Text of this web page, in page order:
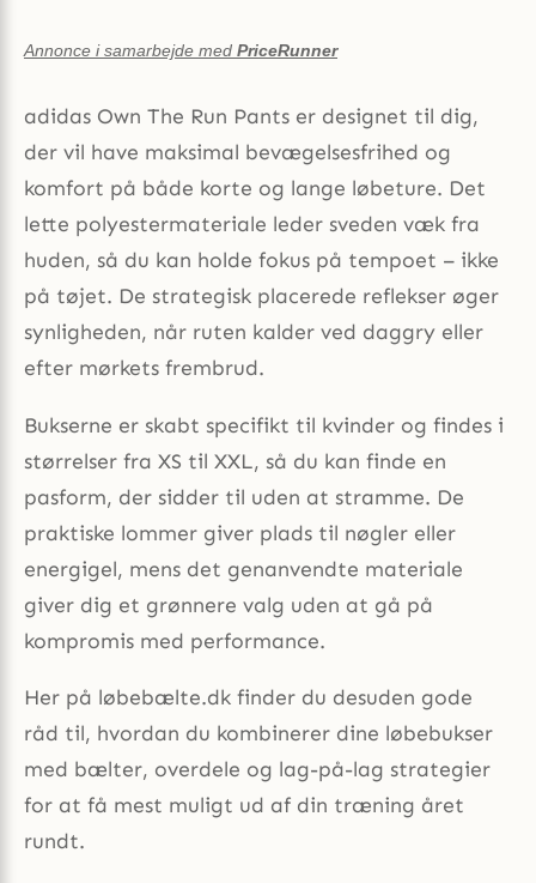
Annonce i samarbejde med PriceRunner
adidas Own The Run Pants er designet til dig,
der vil have maksimal bevægelsesfrihed og
komfort på både korte og lange løbeture. Det
lette polyester­materiale leder sveden væk fra
huden, så du kan holde fokus på tempoet – ikke
på tøjet. De strategisk placerede reflekser øger
synligheden, når ruten kalder ved daggry eller
efter mørkets frembrud.
Bukserne er skabt specifikt til kvinder og findes i
størrelser fra XS til XXL, så du kan finde en
pasform, der sidder til uden at stramme. De
praktiske lommer giver plads til nøgler eller
energigel, mens det genanvendte materiale
giver dig et grønnere valg uden at gå på
kompromis med performance.
Her på løbebælte.dk finder du desuden gode
råd til, hvordan du kombinerer dine løbebukser
med bælter, overdele og lag-på-lag strategier
for at få mest muligt ud af din træning året
rundt.